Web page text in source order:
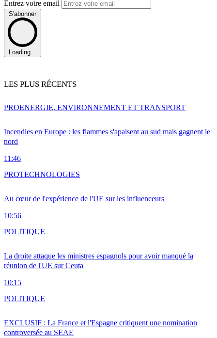
Entrez votre email
S'abonner
Loading...
LES PLUS RÉCENTS
Incendies en Europe : les flammes s'apaisent au sud mais gagnent le
nord
11:46
PROENERGIE, ENVIRONNEMENT ET TRANSPORT
Au cœur de l'expérience de l'UE sur les influenceurs
10:56
PROTECHNOLOGIES
La droite attaque les ministres espagnols pour avoir manqué la
réunion de l'UE sur Ceuta
10:15
POLITIQUE
EXCLUSIF : La France et l'Espagne critiquent une nomination
controversée au SEAE
POLITIQUE